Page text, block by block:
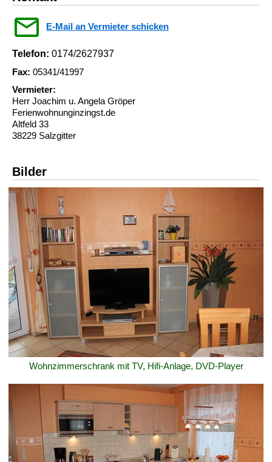
E-Mail an Vermieter schicken
Telefon: 0174/2627937
Fax: 05341/41997
Vermieter:
Herr Joachim u. Angela Gröper
Ferienwohnunginzingst.de
Altfeld 33
38229 Salzgitter
Bilder
Wohnzimmerschrank mit TV, Hifi-Anlage, DVD-Player